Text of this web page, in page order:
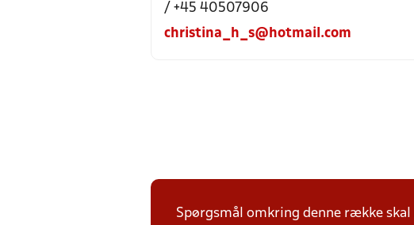
/ +45 40507906
christina_h_s@hotmail.com
Spørgsmål omkring denne række